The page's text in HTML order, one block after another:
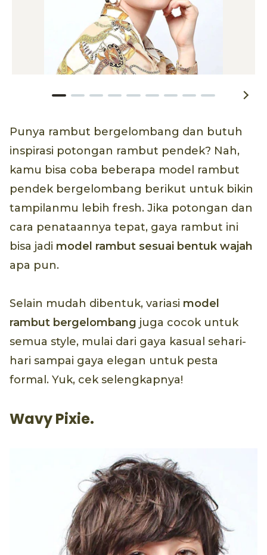
Punya rambut bergelombang dan butuh
inspirasi potongan rambut pendek? Nah,
kamu bisa coba beberapa model rambut
pendek bergelombang berikut untuk bikin
tampilanmu lebih fresh. Jika potongan dan
cara penataannya tepat, gaya rambut ini
bisa jadi model rambut sesuai bentuk wajah
apa pun.
Selain mudah dibentuk, variasi model
rambut bergelombang juga cocok untuk
semua style, mulai dari gaya kasual sehari-
hari sampai gaya elegan untuk pesta
formal. Yuk, cek selengkapnya!
Wavy Pixie.